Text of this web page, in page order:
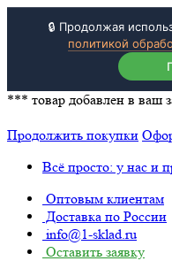
🔒 Продолжая
политикой
*** товар добавлен в ваш
Продолжить покупки
Всё просто: у нас и
Оптовым клиентам
Доставка по России
info@1-sklad.ru
Оставить заявку